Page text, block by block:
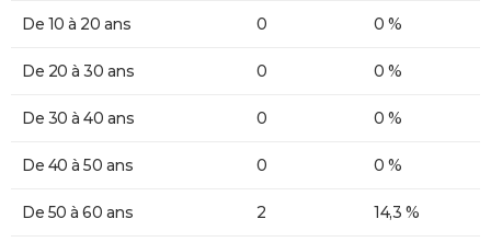
De 10 à 20 ans 0 0 %
De 20 à 30 ans 0 0 %
De 30 à 40 ans 0 0 %
De 40 à 50 ans 0 0 %
De 50 à 60 ans 2 14,3 %